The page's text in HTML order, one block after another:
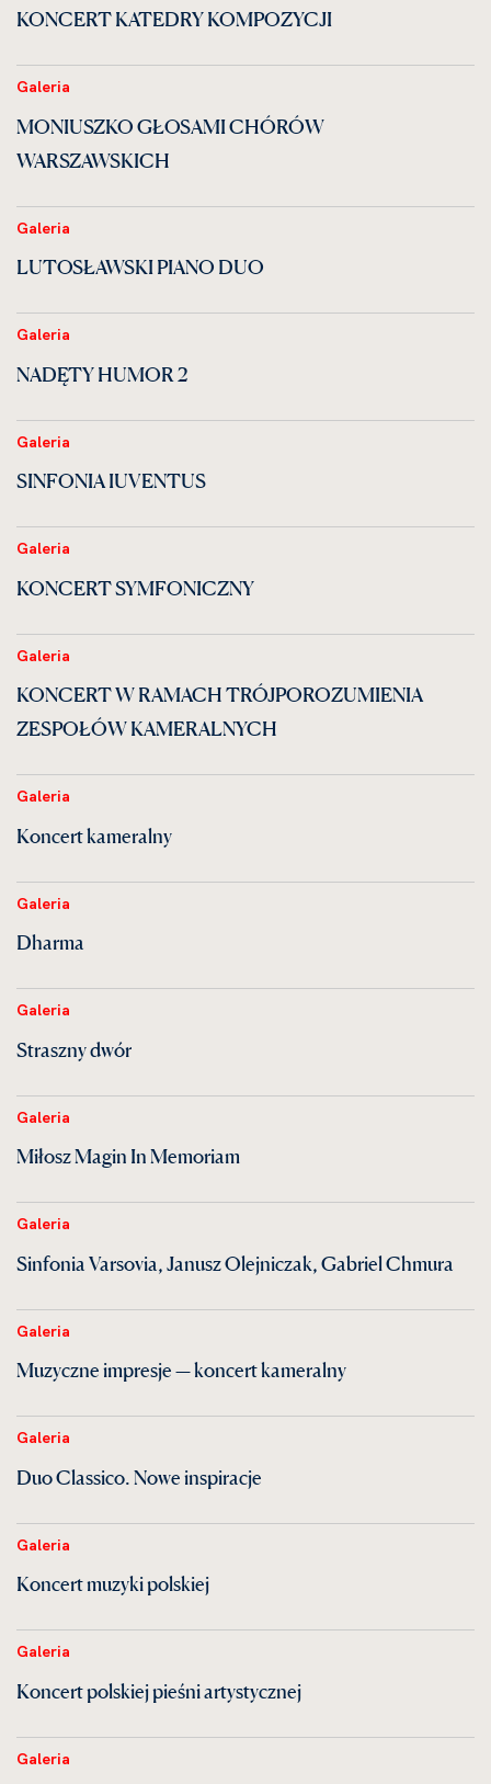
KONCERT KATEDRY KOMPOZYCJI
Galeria
MONIUSZKO GŁOSAMI CHÓRÓW
WARSZAWSKICH
Galeria
LUTOSŁAWSKI PIANO DUO
Galeria
NADĘTY HUMOR 2
Galeria
SINFONIA IUVENTUS
Galeria
KONCERT SYMFONICZNY
Galeria
KONCERT W RAMACH TRÓJPOROZUMIENIA
ZESPOŁÓW KAMERALNYCH
Galeria
Koncert kameralny
Galeria
Dharma
Galeria
Straszny dwór
Galeria
Miłosz Magin In Memoriam
Galeria
Sinfonia Varsovia, Janusz Olejniczak, Gabriel Chmura
Galeria
Muzyczne impresje — koncert kameralny
Galeria
Duo Classico. Nowe inspiracje
Galeria
Koncert muzyki polskiej
Galeria
Koncert polskiej pieśni artystycznej
Galeria